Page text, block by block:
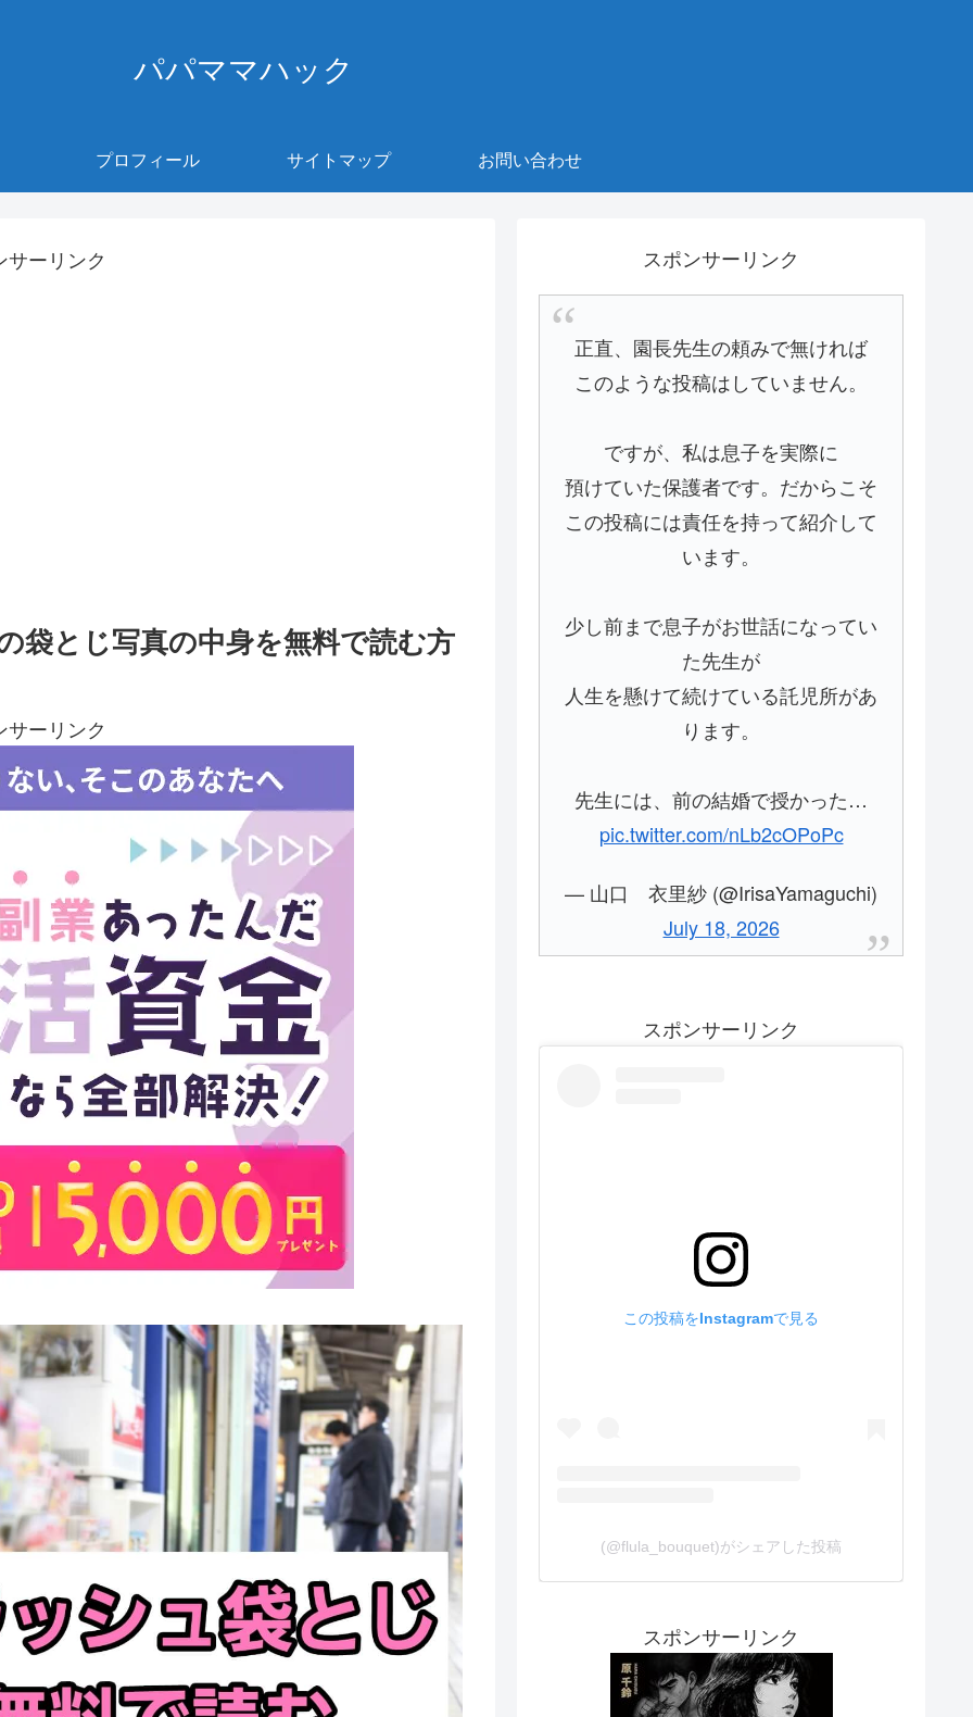
パパママハック
プロフィール サイトマップ お問い合わせ
サーリンク
袋とじ写真の中身を無料で読む方
サーリンク
スポンサーリンク
正直、園長先生の頼みで無ければ
このような投稿はしていません。
ですが、私は息子を実際に
預けていた保護者です。だからこそ
この投稿には責任を持って紹介して
います。
少し前まで息子がお世話になってい
た先生が
人生を懸けて続けている託児所があ
ります。
先生には、前の結婚で授かった…
pic.twitter.com/nLb2cOPoPc
— 山口 衣里紗 (@IrisaYamaguchi)
July 18, 2026
スポンサーリンク
この投稿をInstagramで見る
(@flula_bouquet)がシェアした投稿
スポンサーリンク